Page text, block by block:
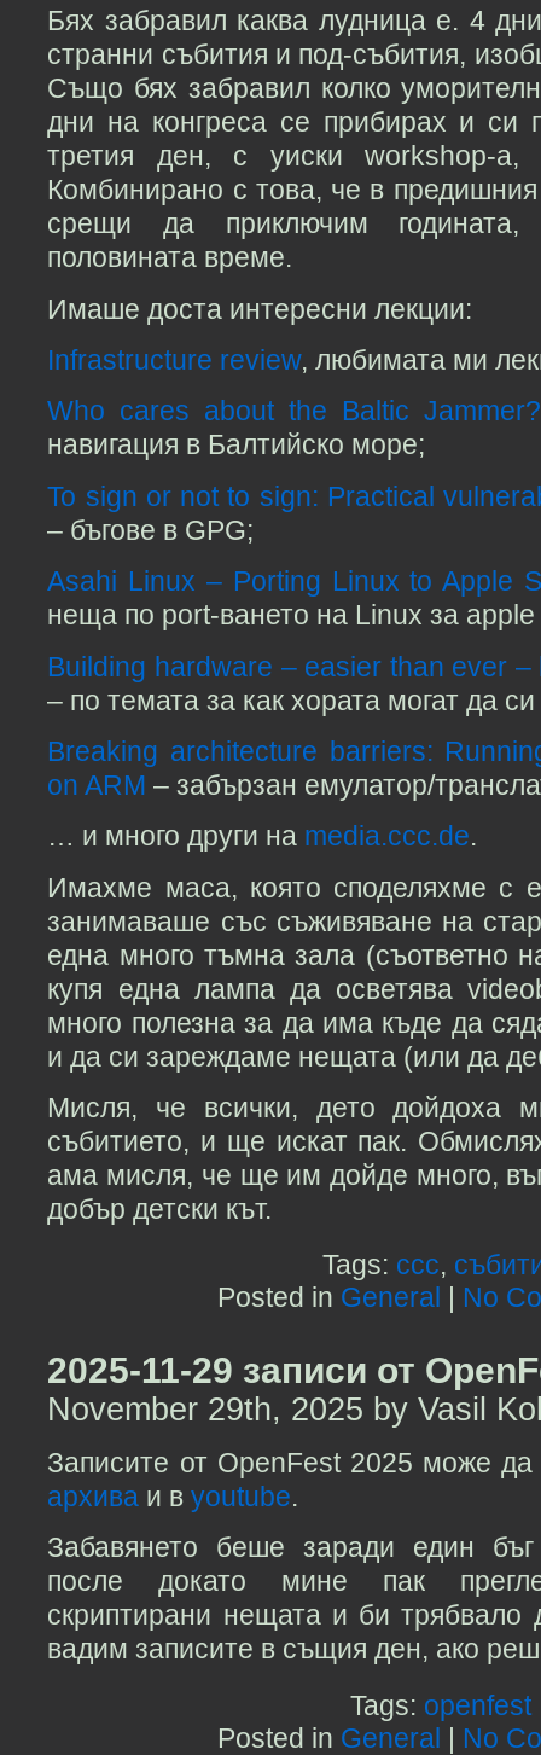
Бях забравил каква лудница е. 4
странни събития и под-събития,
Също бях забравил колко
дни на конгреса се прибирах и си
третия ден, с уиски workshop-а,
Комбинирано с това, че в
срещи да приключим
половината време.
Имаше доста интересни лекции:
Infrastructure review, любимата ми
Who cares about the Baltic Jammer?
навигация в Балтийско море;
To sign or not to sign: Practical
– бъгове в GPG;
Asahi Linux – Porting Linux to Apple
неща по port-ването на Linux за
Building hardware – easier than ever
– по темата за как хората могат да
Breaking architecture barriers:
on ARM – забързан емулатор/
… и много други на media.ccc.de.
Имахме маса, която споделяхме с
занимаваше със съживяване на
една много тъмна зала (съответно
купя една лампа да осветява
много полезна за да има къде да
и да си зареждаме нещата (или да
Мисля, че всички, дето дойдоха
събитието, и ще искат пак.
ама мисля, че ще им дойде много,
добър детски кът.
Tags: ccc,
Posted in General No
2025-11-29 записи от
November 29th, 2025 by Vasil
Записите от OpenFest 2025 може
архива и вyoutube.
Забавянето беше заради един
после докато мине пак
скриптирани нещата и би
вадим записите в същия ден, ако
Tags: openfest
Posted in General | No